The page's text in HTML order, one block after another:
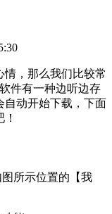
，那么我们比较常
件有一种边听边存
自动开始下载，下面
所示位置的【我